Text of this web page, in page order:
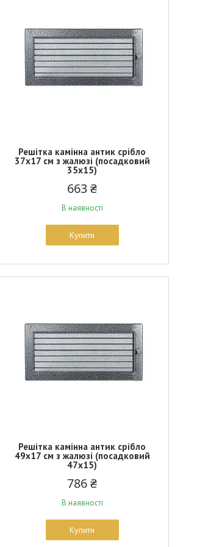
Решітка камінна антик срібло
37х17 см з жалюзі (посадковий
35х15)
663 ₴
В наявності
Купити
Решітка камінна антик срібло
49х17 см з жалюзі (посадковий
47х15)
786 ₴
В наявності
Купити